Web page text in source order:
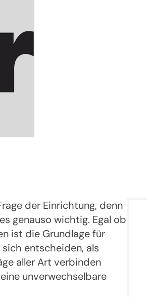
der Einrichtung, denn
genauso wichtig. Egal ob
ist die Grundlage für
entscheiden, als
aller Art verbinden
unverwechselbare